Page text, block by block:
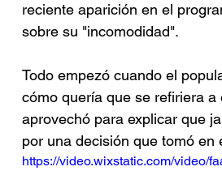
reciente aparición en el
sobre su "incomodidad".
Todo empezó cuando el
cómo quería que se refiriera
aprovechó para explicar que
por una decisión que tomó en
https://video.wixstatic.com/video/